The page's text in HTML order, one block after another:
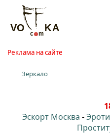
Реклама на сайте
Зеркало
Эскорт Москва -